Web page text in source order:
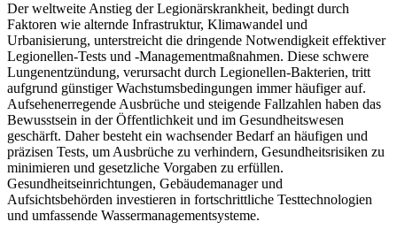
Der weltweite Anstieg der Legionärskrankheit, bedingt durch
Faktoren wie alternde Infrastruktur, Klimawandel und
Urbanisierung, unterstreicht die dringende Notwendigkeit effektiver
Legionellen-Tests und -Managementmaßnahmen. Diese schwere
Lungenentzündung, verursacht durch Legionellen-Bakterien, tritt
aufgrund günstiger Wachstumsbedingungen immer häufiger auf.
Aufsehenerregende Ausbrüche und steigende Fallzahlen haben das
Bewusstsein in der Öffentlichkeit und im Gesundheitswesen
geschärft. Daher besteht ein wachsender Bedarf an häufigen und
präzisen Tests, um Ausbrüche zu verhindern, Gesundheitsrisiken zu
minimieren und gesetzliche Vorgaben zu erfüllen.
Gesundheitseinrichtungen, Gebäudemanager und
Aufsichtsbehörden investieren in fortschrittliche Testtechnologien
und umfassende Wassermanagementsysteme.